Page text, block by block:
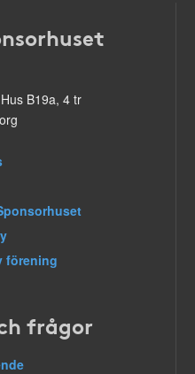
B19a, 4 tr
förening
frågor